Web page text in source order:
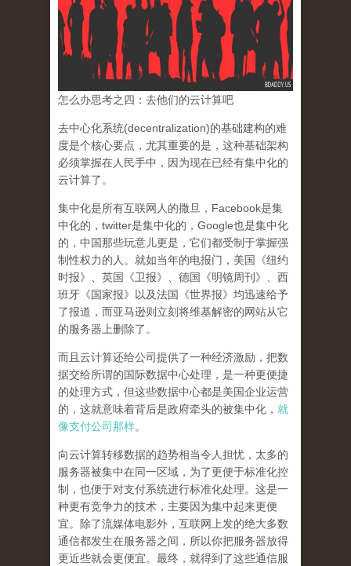
怎么办思考之四：去他们的云计算吧
去中心化系统(decentralization)的基础建构的难
度是个核心要点， 尤其重要的是，这种基础架构
必须掌握在人民手中， 因为现在已经有集中化的
云计算了。
集中化是所有互联网人的撒旦 ，Facebook是集
中化的，twitter是集中化的，Google也是集中化
的，中国那些玩意儿更是，它们都受制于掌握强
制性权力的人。就如当年的电报门，美国《纽约
时报》、英国《卫报》、德国《明镜周刊》、西
班牙《国家报》以及法国《世界报》均迅速给予
了报道，而亚马逊则立刻将维基解密的网站从它
的服务器上删除了。
而且云计算还给公司提供了一种经济激励，把数
据交给所谓的国际数据中心处理，是一种更便捷
的处理方式，但这些数据中心都是美国企业运营
的，这就意味着背后是政府牵头的被集中化， 就
像支付公司那样。
向云计算转移数据的趋势相当令人担忧，太多的
服务器被集中在同一区域，为了更便于标准化控
制，也便于对支付系统进行标准化处理。这是一
种更有竞争力的技术，主要因为集中起来更便
宜。除了流媒体电影外，互联网上发的绝大多数
通信都发生在服务器之间，所以你把服务器放得
更近些就会更便宜。最终，就得到了这些通信服